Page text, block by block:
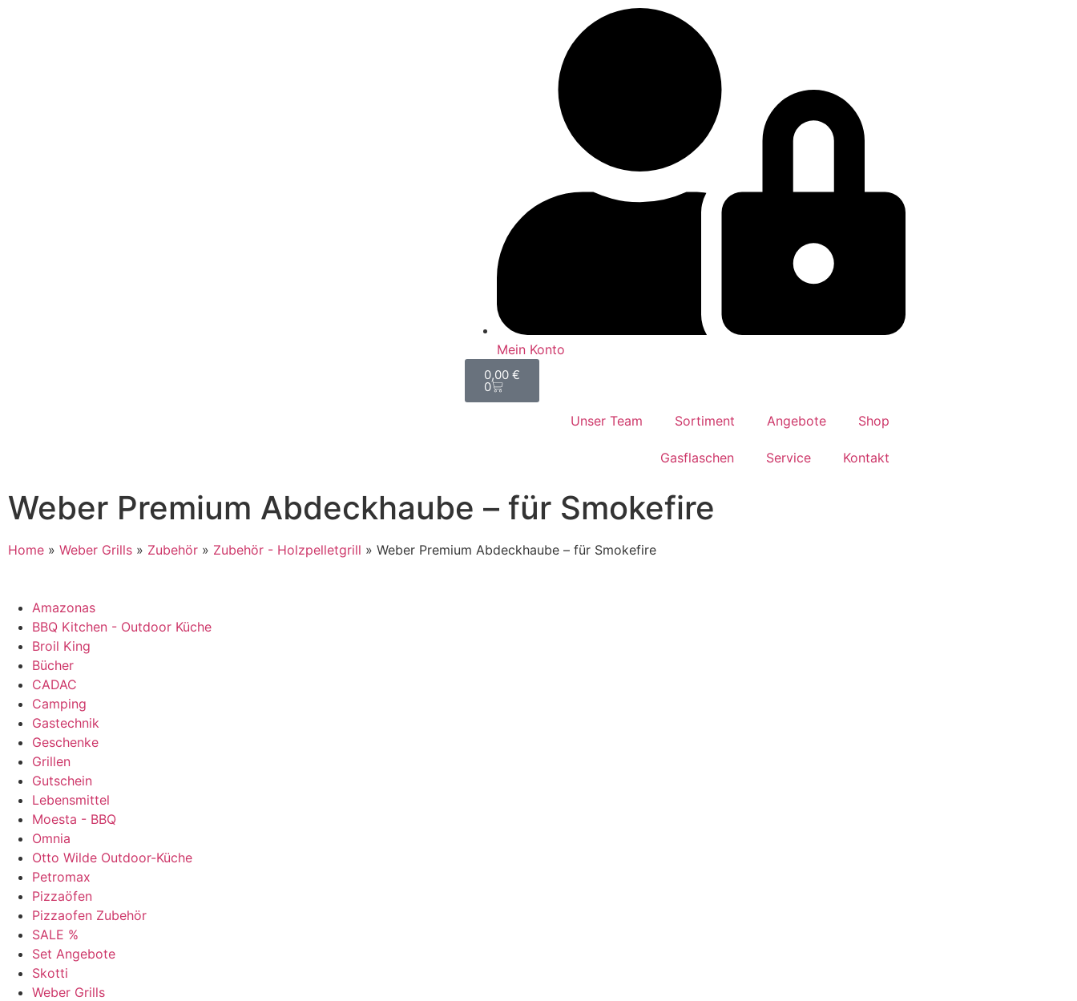
Mein Konto
0,00 €
0
Unser Team Sortiment Angebote Shop
Gasflaschen Service Kontakt
Weber Premium Abdeckhaube – für Smokefire
Home » Weber Grills » Zubehör » Zubehör - Holzpelletgrill » Weber Premium Abdeckhaube – für Smokefire
Amazonas
BBQ Kitchen - Outdoor Küche
Broil King
Bücher
CADAC
Camping
Gastechnik
Geschenke
Grillen
Gutschein
Lebensmittel
Moesta - BBQ
Omnia
Otto Wilde Outdoor-Küche
Petromax
Pizzaöfen
Pizzaofen Zubehör
SALE %
Set Angebote
Skotti
Weber Grills